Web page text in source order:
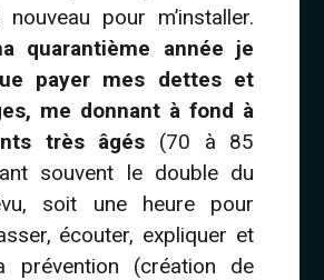
pour m’installer.
quarantième année je
payer mes dettes et
me donnant à fond à
très âgés (70 à 85
souvent le double du
soit une heure pour
écouter, expliquer et
prévention (création de